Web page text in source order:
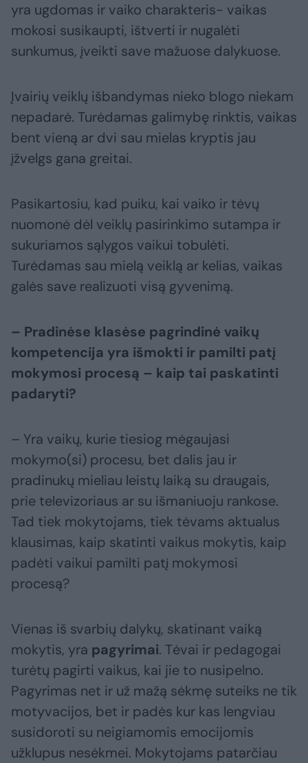
yra ugdomas ir vaiko charakteris- vaikas
mokosi susikaupti, ištverti ir nugalėti
sunkumus, įveikti save mažuose dalykuose.
Įvairių veiklų išbandymas nieko blogo niekam
nepadarė. Turėdamas galimybę rinktis, vaikas
bent vieną ar dvi sau mielas kryptis jau
įžvelgs gana greitai.
Pasikartosiu, kad puiku, kai vaiko ir tėvų
nuomonė dėl veiklų pasirinkimo sutampa ir
sukuriamos sąlygos vaikui tobulėti.
Turėdamas sau mielą veiklą ar kelias, vaikas
galės save realizuoti visą gyvenimą.
– Pradinėse klasėse pagrindinė vaikų
kompetencija yra išmokti ir pamilti patį
mokymosi procesą – kaip tai paskatinti
padaryti?
– Yra vaikų, kurie tiesiog mėgaujasi
mokymo(si) procesu, bet dalis jau ir
pradinukų mieliau leistų laiką su draugais,
prie televizoriaus ar su išmaniuoju rankose.
Tad tiek mokytojams, tiek tėvams aktualus
klausimas, kaip skatinti vaikus mokytis, kaip
padėti vaikui pamilti patį mokymosi
procesą?
Vienas iš svarbių dalykų, skatinant vaiką
mokytis, yra pagyrimai. Tėvai ir pedagogai
turėtų pagirti vaikus, kai jie to nusipelno.
Pagyrimas net ir už mažą sėkmę suteiks ne tik
motyvacijos, bet ir padės kur kas lengviau
susidoroti su neigiamomis emocijomis
užklupus nesėkmei. Mokytojams patarčiau